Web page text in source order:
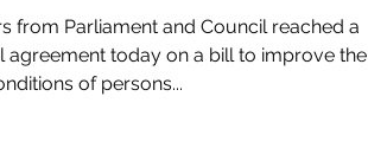
from Parliament and Council reached a
agreement today on a bill to improve the
of persons...